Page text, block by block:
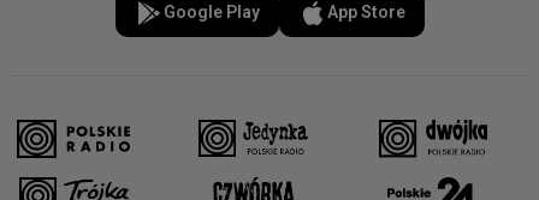
Google Play App Store